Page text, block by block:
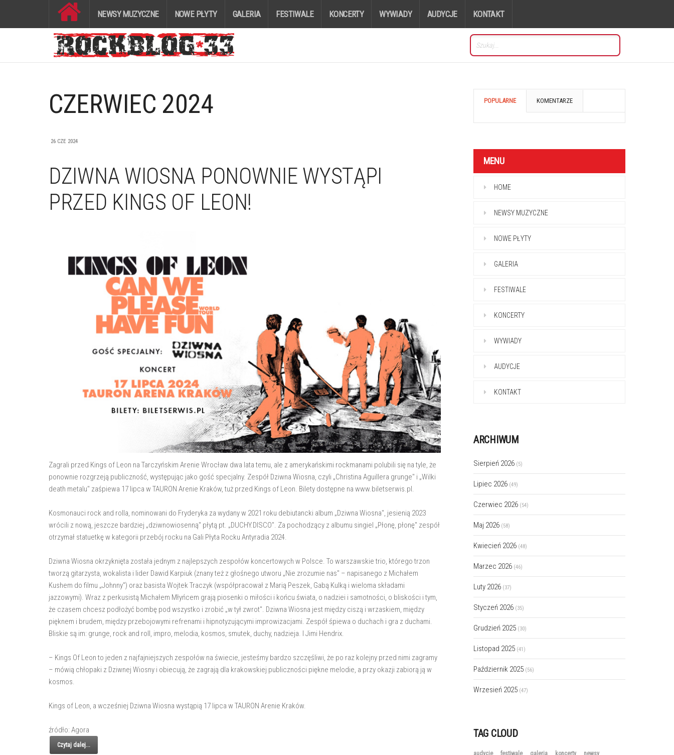
NEWSY MUZYCZNE NOWE PŁYTY GALERIA FESTIWALE KONCERTY WYWIADY AUDYCJE KONTAKT
CZERWIEC 2024
26 CZE 2024
DZIWNA WIOSNA PONOWNIE WYSTĄPI
PRZED KINGS OF LEON!
Zagrali przed Kings of Leon na Tarczyńskim Arenie Wrocław dwa lata temu, ale z amerykańskimi rockmanami polubili się na tyle, że
ponownie rozgrzeją publiczność, występując jako gość specjalny. Zespół Dziwna Wiosna, czyli „Christina Aguillera grunge" i „Wilki
death metalu" zaśpiewa 17 lipca w TAURON Arenie Kraków, tuż przed Kings of Leon. Bilety dostępne na www.biletserwis.pl.
Kosmonauci rock and rolla, nominowani do Fryderyka za wydany w 2021 roku debiutancki album „Dziwna Wiosna", jesienią 2023
wrócili z nową, jeszcze bardziej „dziwnowiosenną" płytą pt. „DUCHY.DISCO". Za pochodzący z albumu singiel „Płonę, płonę" zespół
otrzymał statuetkę w kategorii przebój rocku na Gali Płyta Rocku Antyradia 2024.
Dziwna Wiosna okrzyknięta została jednym z najlepszych zespołów koncertowych w Polsce. To warszawskie trio, którego trzon
tworzą gitarzysta, wokalista i lider Dawid Karpiuk (znany też z głośnego utworu „Nie zrozumie nas" – napisanego z Michałem
Kushem do filmu „Johnny") oraz basista Wojtek Traczyk (współpracował z Marią Peszek, Gabą Kulką i wieloma składami
jazzowymi). Wraz z perkusistą Michałem Młyńcem grają piosenki o miłości i końcu świata, o nadziei i samotności, o bliskości i tym,
że czasem chcesz podłożyć bombę pod wszystko i zrobić „w tył zwrot". Dziwna Wiosna jest między ciszą i wrzaskiem, między
pięknem i brudem, między przebojowymi refrenami i hipnotyzującymi improwizacjami. Zespół śpiewa o duchach i gra z duchami.
Bliskie są im: grunge, rock and roll, impro, melodia, kosmos, smutek, duchy, nadzieja. I Jimi Hendrix.
– Kings Of Leon to jeden z najfajniejszych zespołów na świecie, jesteśmy bardzo szczęśliwi, że po raz kolejny przed nimi zagramy
– mówią chłopaki z Dziwnej Wiosny i obiecują, że zagrają dla krakowskiej publiczności piękne melodie, a przy okazji zabiorą ją w
kosmos.
Kings of Leon, a wcześniej Dziwna Wiosna wystąpią 17 lipca w TAURON Arenie Kraków.
źródło: Agora
Czytaj dalej...
POPULARNE KOMENTARZE
MENU
HOME
NEWSY MUZYCZNE
NOWE PŁYTY
GALERIA
FESTIWALE
KONCERTY
WYWIADY
AUDYCJE
KONTAKT
ARCHIWUM
Sierpień 2026 (5)
Lipiec 2026 (49)
Czerwiec 2026 (54)
Maj 2026 (58)
Kwiecień 2026 (48)
Marzec 2026 (46)
Luty 2026 (37)
Styczeń 2026 (35)
Grudzień 2025 (30)
Listopad 2025 (41)
Październik 2025 (56)
Wrzesień 2025 (47)
TAG CLOUD
audycje festiwale galeria koncerty
newsy